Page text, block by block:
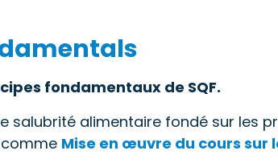
fondamentaux de SQF.
salubrité alimentaire fondé sur les
Mise en œuvre du cours sur